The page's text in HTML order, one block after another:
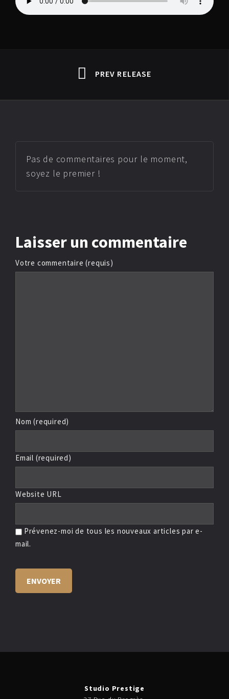
PREV RELEASE
Pas de commentaires pour le moment,
soyez le premier !
Laisser un commentaire
Votre commentaire (requis)
Nom (required)
Email (required)
Website URL
Prévenez-moi de tous les nouveaux articles par e-
mail.
Studio Prestige